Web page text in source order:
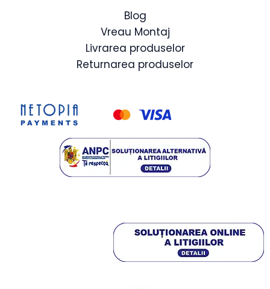
Blog
Vreau Montaj
Livrarea produselor
Returnarea produselor